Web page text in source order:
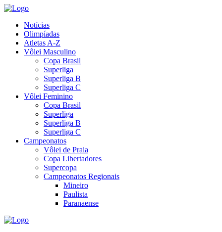
Notícias
Olimpíadas
Atletas A-Z
Vôlei Masculino
Copa Brasil
Superliga
Superliga B
Superliga C
Vôlei Feminino
Copa Brasil
Superliga
Superliga B
Superliga C
Campeonatos
Vôlei de Praia
Copa Libertadores
Supercopa
Campeonatos Regionais
Mineiro
Paulista
Paranaense